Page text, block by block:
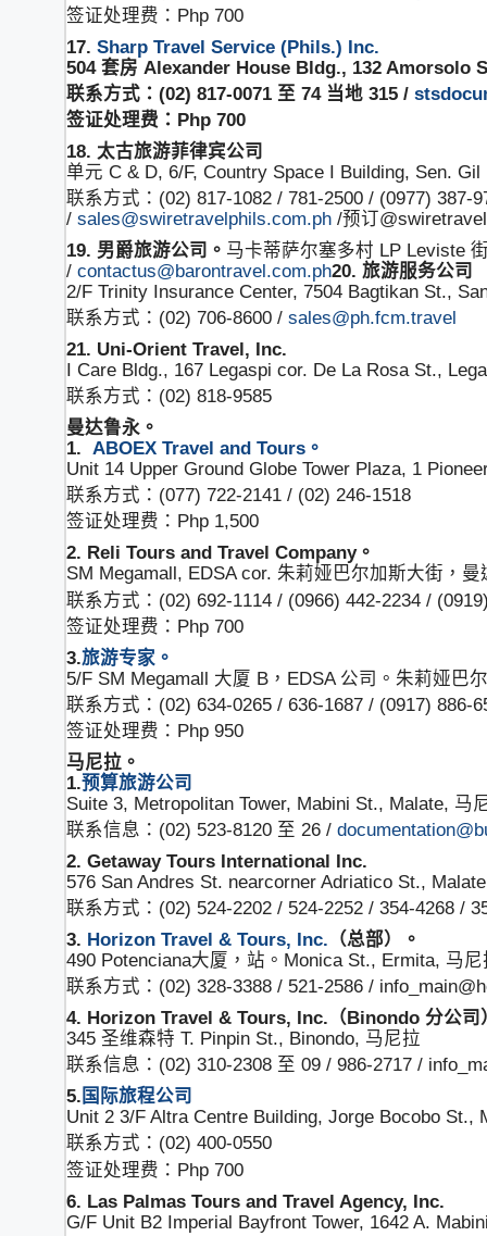
签证处理费：Php 700
17. Sharp Travel Service (Phils.) Inc.
504 套房 Alexander House Bldg., 132 Amorsolo
联系方式：(02) 817-0071 至 74 当地 315 /
签证处理费：Php 700
18. 太古旅游菲律宾公司
单元 C & D, 6/F, Country Space I Building, Sen.
联系方式：(02) 817-1082 / 781-2500 / (0977) 387-
/ sales@swiretravelphils.com.ph/预订
19. 男爵旅游公司。 马卡蒂萨尔塞多村 LP Leviste
/ contactus@barontravel.com.ph20. 旅游服务公司
2/F Trinity Insurance Center, 7504 Bagtikan St.,
联系方式：(02) 706-8600 / sales@ph.fcm.travel
21. Uni-Orient Travel, Inc.
I Care Bldg., 167 Legaspi cor. De La Rosa St.,
联系方式：(02) 818-9585
曼达鲁永。
1. ABOEX Travel and Tours。
Unit 14 Upper Ground Globe Tower Plaza, 1
联系方式：(077) 722-2141 / (02) 246-1518
签证处理费：Php 1,500
2. Reli Tours and Travel Company。
SM Megamall, EDSA cor. 朱莉娅巴尔加斯大街，曼
联系方式：(02) 692-1114 / (0966) 442-2234 /
签证处理费：Php 700
3.旅游专家。
5/F SM Megamall 大厦 B，EDSA 公司。朱莉娅巴
联系方式：(02) 634-0265 / 636-1687 / (0917) 886-
签证处理费：Php 950
马尼拉。
1.预算旅游公司
Suite 3, Metropolitan Tower, Mabini St., Malate, 马
联系信息：(02) 523-8120 至 26 /
2. Getaway Tours International Inc.
576 San Andres St. nearcorner Adriatico St.,
联系方式：(02) 524-2202 / 524-2252 / 354-4268 /
3. Horizon Travel & Tours, Inc. （总部）。
490 Potenciana大厦，站。Monica St., Ermita, 马尼
联系方式：(02) 328-3388 / 521-2586 /
4. Horizon Travel & Tours, Inc.（Binondo 分公司
345 圣维森特 T. Pinpin St., Binondo, 马尼拉
联系信息：(02) 310-2308 至 09 / 986-2717 /
5. 国际旅程公司
Unit 2 3/F Altra Centre Building, Jorge Bocobo St.,
联系方式：(02) 400-0550
签证处理费：Php 700
6. Las Palmas Tours and Travel Agency, Inc.
G/F Unit B2 Imperial Bayfront Tower, 1642 A.